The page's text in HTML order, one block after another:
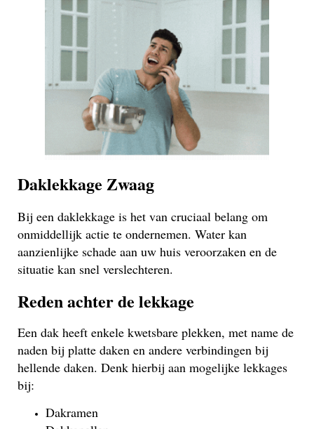
Daklekkage Zwaag
Bij een daklekkage is het van cruciaal belang om
onmiddellijk actie te ondernemen. Water kan
aanzienlijke schade aan uw huis veroorzaken en de
situatie kan snel verslechteren.
Reden achter de lekkage
Een dak heeft enkele kwetsbare plekken, met name de
naden bij platte daken en andere verbindingen bij
hellende daken. Denk hierbij aan mogelijke lekkages
bij:
Dakramen